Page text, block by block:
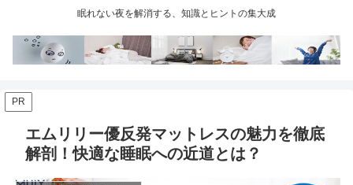
眠れない夜を解消する、知識とヒントの集大成
PR
エムリリー優反発マットレスの魅力を徹底
解剖！快適な睡眠への近道とは？